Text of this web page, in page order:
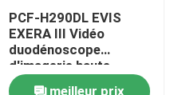
PCF-H290DL EVIS
EXERA III Vidéo
duodénoscope
d'imagerie haute
définition Amélioration
meilleur prix